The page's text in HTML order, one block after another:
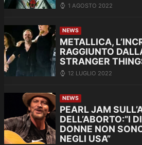
1 AGOSTO 2022
NEWS
METALLICA,
RAGGIUNTO
STRANGER
12 LUGLIO 2022
NEWS
PEARL JAM
DELL’ABORTO:”I
DONNE NON
NEGLI USA”